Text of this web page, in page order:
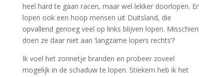
heel hard te gaan racen, maar wel lekker doorlopen. Er
lopen ook een hoop mensen uit Duitsland, die
opvallend genoeg veel op links blijven lopen. Misschien
doen ze daar niet aan ‘langzame lopers rechts’?
Ik voel het zonnetje branden en probeer zoveel
mogelijk in de schaduw te lopen. Stiekem heb ik het